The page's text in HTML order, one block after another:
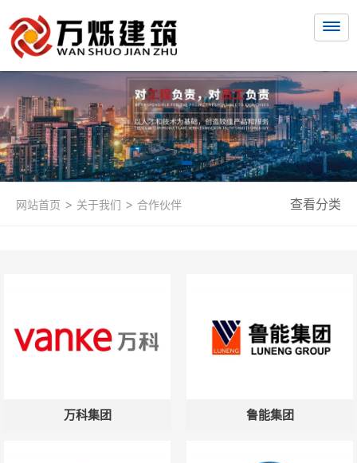
网站首页 > 关于我们 > 合作伙伴 查看分类
万科集团 鲁能集团